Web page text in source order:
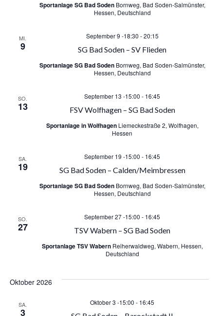
u
h
n
A
n
c
h
h
n
g
i
n
Sportanlage SG Bad Soden Bornweg, Bad Soden-Salmünster,
Hessen, Deutschland
MI.
9 SG Bad Soden – SV Flieden
September 9 -18:30 -20:15
Sportanlage SG Bad Soden Bornweg, Bad Soden-Salmünster,
Hessen, Deutschland
SO.
13 FSV Wolfhagen – SG Bad Soden
September 13 -15:00 - 16:45
Sportanlage in Wolfhagen Liemeckestraße 2, Wolfhagen,
Hessen
SA.
19 SG Bad Soden – Calden/Meimbressen
September 19 -15:00 - 16:45
Sportanlage SG Bad Soden Bornweg, Bad Soden-Salmünster,
Hessen, Deutschland
SO.
27 TSV Wabern – SG Bad Soden
September 27 -15:00 - 16:45
Sportanlage TSV Wabern Reiherwaldweg, Wabern, Hessen,
Deutschland
Oktober 2026
SA.
3
Oktober 3 -15:00 - 16:45